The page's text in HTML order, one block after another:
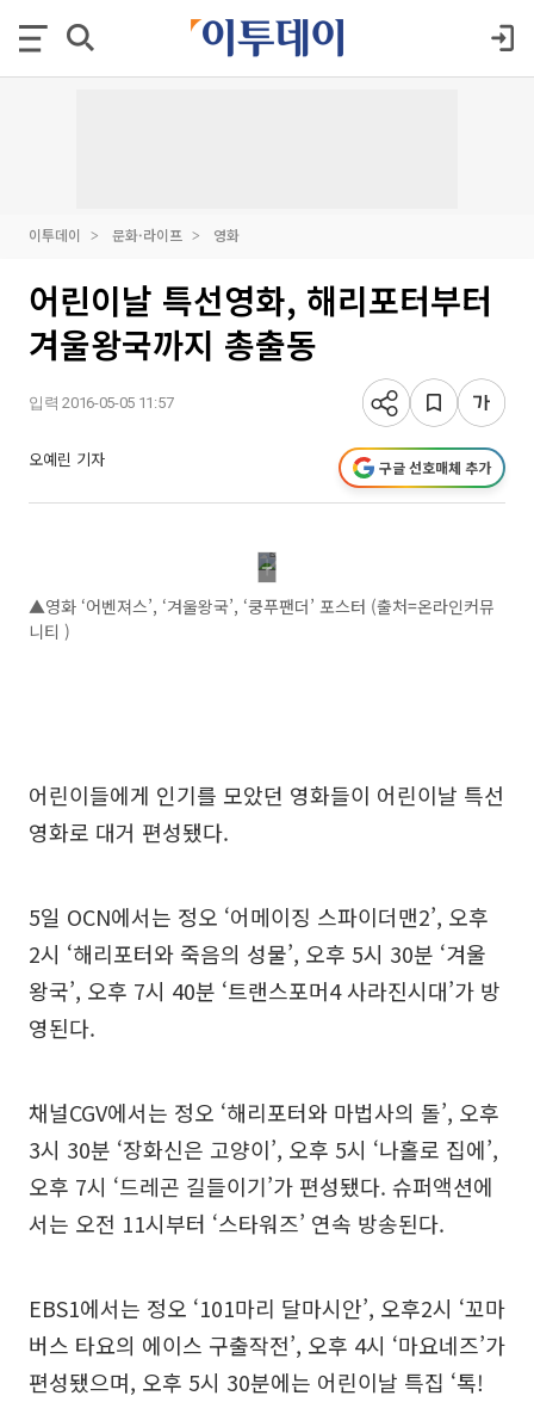
이투데이 문화·라이프 영화
어린이날 특선영화, 해리포터부터
겨울왕국까지 총출동
입력 2016-05-05 11:57
오예린 기자 구글 선호매체 추가
▲영화 ‘어벤져스’, ‘겨울왕국’, ‘쿵푸팬더’ 포스터 (출처=온라인커뮤
니티 )
어린이들에게 인기를 모았던 영화들이 어린이날 특선
영화로 대거 편성됐다.
5일 OCN에서는 정오 ‘어메이징 스파이더맨2’, 오후
2시 ‘해리포터와 죽음의 성물’, 오후 5시 30분 ‘겨울
왕국’, 오후 7시 40분 ‘트랜스포머4 사라진시대’가 방
영된다.
채널CGV에서는 정오 ‘해리포터와 마법사의 돌’, 오후
3시 30분 ‘장화신은 고양이’, 오후 5시 ‘나홀로 집에’,
오후 7시 ‘드레곤 길들이기’가 편성됐다. 슈퍼액션에
서는 오전 11시부터 ‘스타워즈’ 연속 방송된다.
EBS1에서는 정오 ‘101마리 달마시안’, 오후2시 ‘꼬마
버스 타요의 에이스 구출작전’, 오후 4시 ‘마요네즈’가
편성됐으며, 오후 5시 30분에는 어린이날 특집 ‘톡!